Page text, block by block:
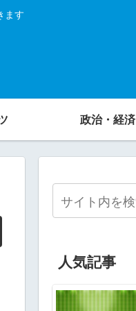
ます
政治・経済
人気記事